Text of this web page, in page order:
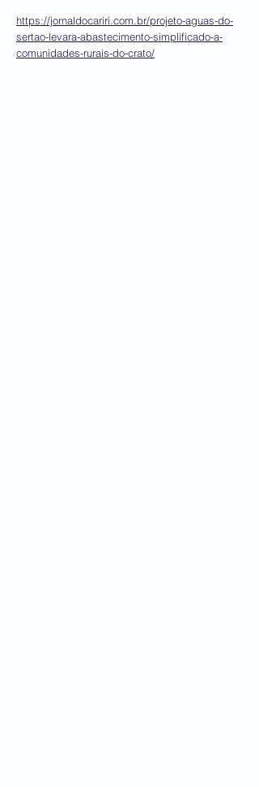
https://jornaldocariri.com.br/projeto-aguas-do-
sertao-levara-abastecimento-simplificado-a-
comunidades-rurais-do-crato/